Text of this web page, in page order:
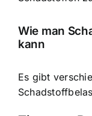
Wie man
kann
Es gibt